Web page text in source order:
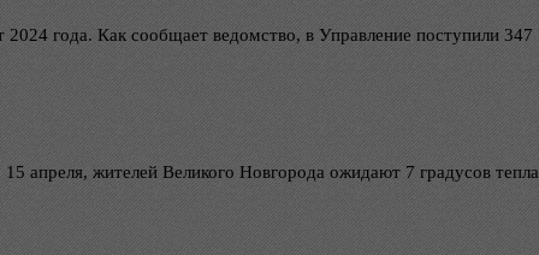
года. Как сообщает ведомство, в Управление поступили 347
апреля, жителей Великого Новгорода ожидают 7 градусов тепла